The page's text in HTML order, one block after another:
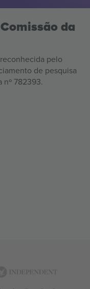
da
pelo
de pesquisa
nº 782393.